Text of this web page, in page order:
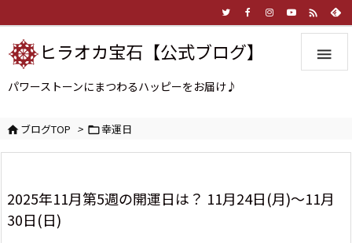


ヒラオカ宝石【公式ブログ】
パワーストーンにまつわるハッピーをお届け♪
ブログTOP > 幸運日
2025年11月第5週の開運日は？ 11月24日(月)～11月
30日(日)